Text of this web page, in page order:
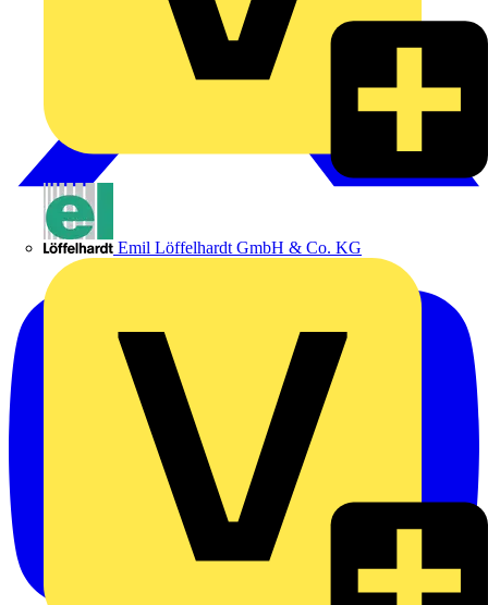
Emil Löffelhardt GmbH & Co. KG